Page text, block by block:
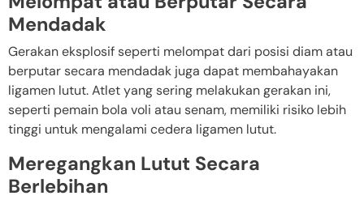
Mendadak
Gerakan eksplosif seperti melompat dari posisi diam atau
berputar secara mendadak juga dapat membahayakan
ligamen lutut. Atlet yang sering melakukan gerakan ini,
seperti pemain bola voli atau senam, memiliki risiko lebih
tinggi untuk mengalami cedera ligamen lutut.
Meregangkan Lutut Secara
Berlebihan